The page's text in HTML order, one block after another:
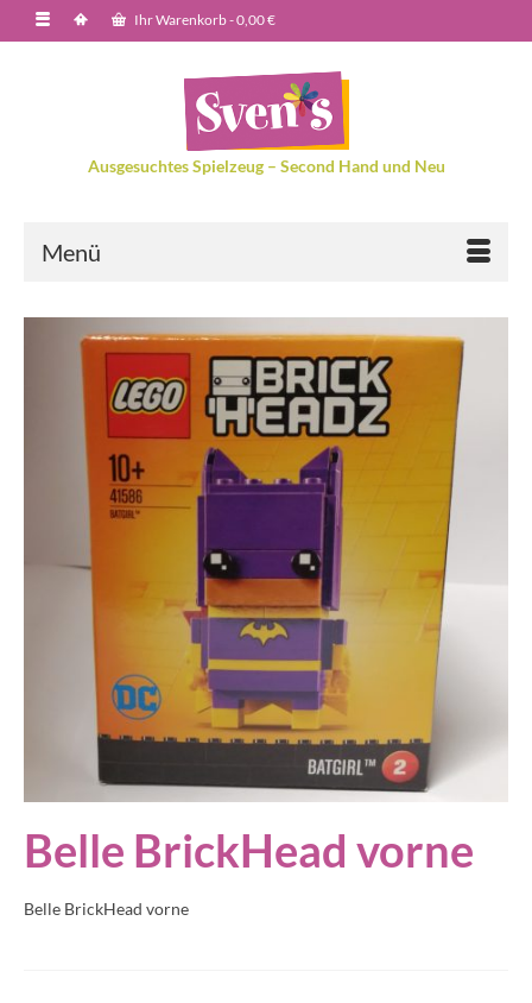
Ihr Warenkorb-0,00€
Ausgesuchtes Spielzeug – Second Hand und Neu
Menü
Belle BrickHead vorne
Belle BrickHead vorne